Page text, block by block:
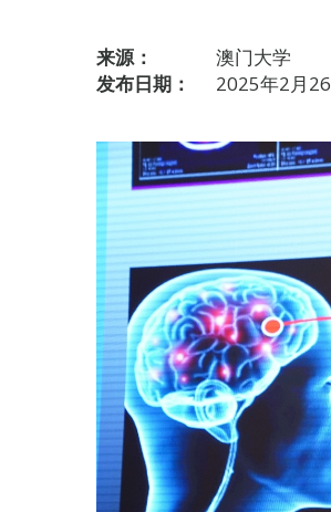
来源：
澳门大学
发布日期：
2025年2月